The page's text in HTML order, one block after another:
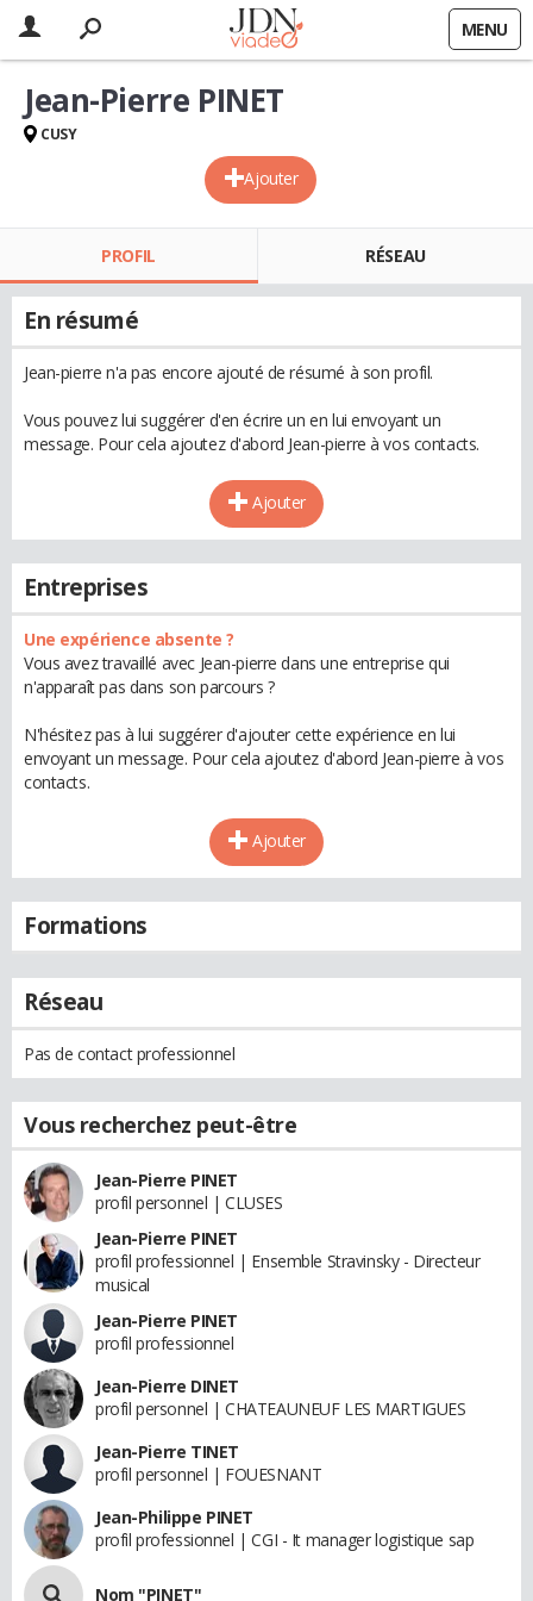
MENU
Ajouter
Jean-Pierre PINET
CUSY
PROFIL RÉSEAU
En résumé
Jean-pierre n'a pas encore ajouté de résumé à son profil.
Vous pouvez lui suggérer d'en écrire un en lui envoyant un
message. Pour cela ajoutez d'abord Jean-pierre à vos contacts.
Ajouter
Entreprises
Une expérience absente ?
Vous avez travaillé avec Jean-pierre dans une entreprise qui
n'apparaît pas dans son parcours ?
N'hésitez pas à lui suggérer d'ajouter cette expérience en lui
envoyant un message. Pour cela ajoutez d'abord Jean-pierre à vos
contacts.
Ajouter
Formations
Réseau
Pas de contact professionnel
Vous recherchez peut-être
Jean-Pierre PINET
profil personnel | CLUSES
Jean-Pierre PINET
profil professionnel | Ensemble Stravinsky - Directeur
musical
Jean-Pierre PINET
profil professionnel
Jean-Pierre DINET
profil personnel | CHATEAUNEUF LES MARTIGUES
Jean-Pierre TINET
profil personnel | FOUESNANT
Jean-Philippe PINET
profil professionnel | CGI - It manager logistique sap
Nom "PINET"